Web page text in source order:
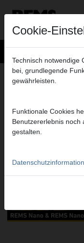
ENTGRATEN,
Cookie-
Technisch notwendige
bei, grundlegende
gewährleisten.
Funktionale Cookies
Benutzererlebnis noch
gestalten.
Datenschutzinformation